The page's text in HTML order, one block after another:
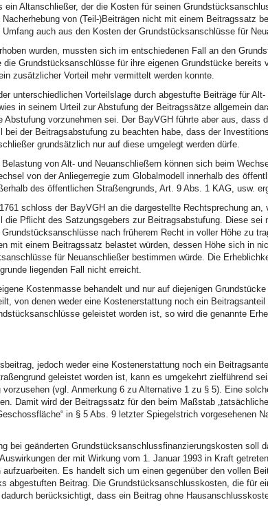
Altanschließer, der die Kosten für seinen
von (Teil-)Beiträgen nicht mit einem Beitragssatz
auch aus den Kosten der Grundstücksanschlüsse für
wurden, mussten sich im entschiedenen Fall an den
Grundstücksanschlüsse für ihre eigenen Grundstücke bereits
zusätzlicher Vorteil mehr vermittelt werden konnte.
unterschiedlichen Vorteilslage durch abgestufte Beiträge für
in seinem Urteil zur Abstufung der Beitragssätze allgemein
vorzunehmen sei. Der BayVGH führte aber aus, dass
bei der Beitragsabstufung zu beachten habe, dass der
grundsätzlich nur auf diese umgelegt werden dürfe.
von Alt- und Neuanschließern können sich beim
von der Anliegerregie zum Globalmodell innerhalb des
des öffentlichen Straßengrunds, Art. 9 Abs. 1 KAG, usw.
schloss der BayVGH an die dargestellte Rechtsprechung an,
die Pflicht des Satzungsgebers zur Beitragsabstufung. Diese sei
nach früherem Recht in voller Höhe zu
mit einem Beitragssatz belastet würden, dessen Höhe sich in
für Neuanschließer bestimmen würde. Die
liegenden Fall nicht erreicht.
Kostenmasse behandelt und nur auf diejenigen Grundstücke
von denen weder eine Kostenerstattung noch ein
geleistet worden ist, so wird die genannte
jedoch weder eine Kostenerstattung noch ein
geleistet worden ist, kann es umgekehrt zielführend
(vgl. Anmerkung 6 zu Alternative 1 zu § 5). Eine
Damit wird der Beitragssatz für den beim Maßstab
in § 5 Abs. 9 letzter Spiegelstrich vorgesehenen
bei geänderten Grundstücksanschlussfinanzierungskosten soll
der mit Wirkung vom 1. Januar 1993 in Kraft
Es handelt sich um einen gegenüber den vollen
abgestuften Beitrag. Die Grundstücksanschlusskosten, die für
berücksichtigt, dass ein Beitrag ohne